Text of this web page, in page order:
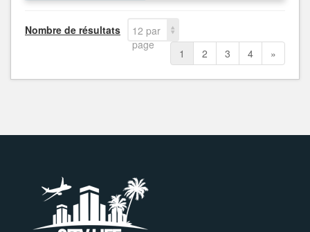
Nombre de résultats
12 par
page
1 2 3 4 »